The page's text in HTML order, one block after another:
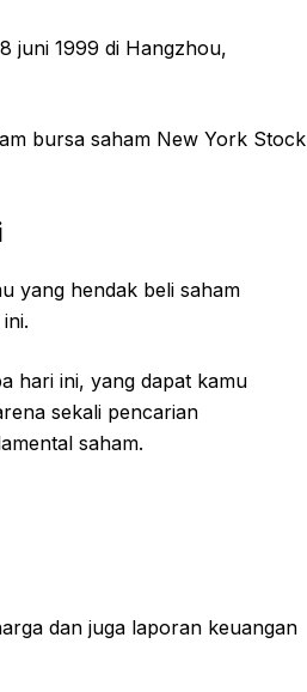
juni 1999 di Hangzhou,
bursa saham New York Stock
yang hendak beli saham
hari ini, yang dapat kamu
sekali pencarian
saham.
dan juga laporan keuangan